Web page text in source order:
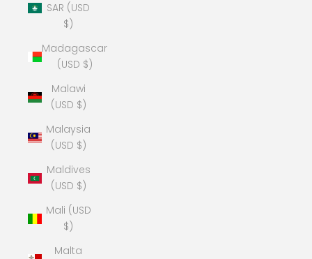
SAR (USD
$)
Madagascar
(USD $)
Malawi
(USD $)
Malaysia
(USD $)
Maldives
(USD $)
Mali (USD
$)
Malta